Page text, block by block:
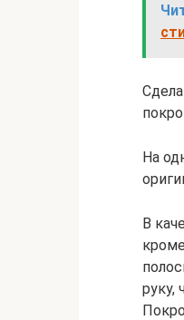
На
В
руку,